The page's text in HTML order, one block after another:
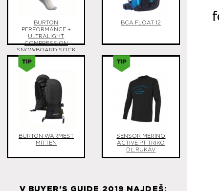
BURTON
PERFORMANCE +
ULTRALIGHT
COMPRESSION
SNOWBOARD SOCK
BCA FLOAT 12
BURTON WARMEST
MITTEN
SENSOR MERINO
ACTIVE PT TRIKO
DL.RUKÁV
V BUYER'S GUIDE 2019 NAJDEŠ: